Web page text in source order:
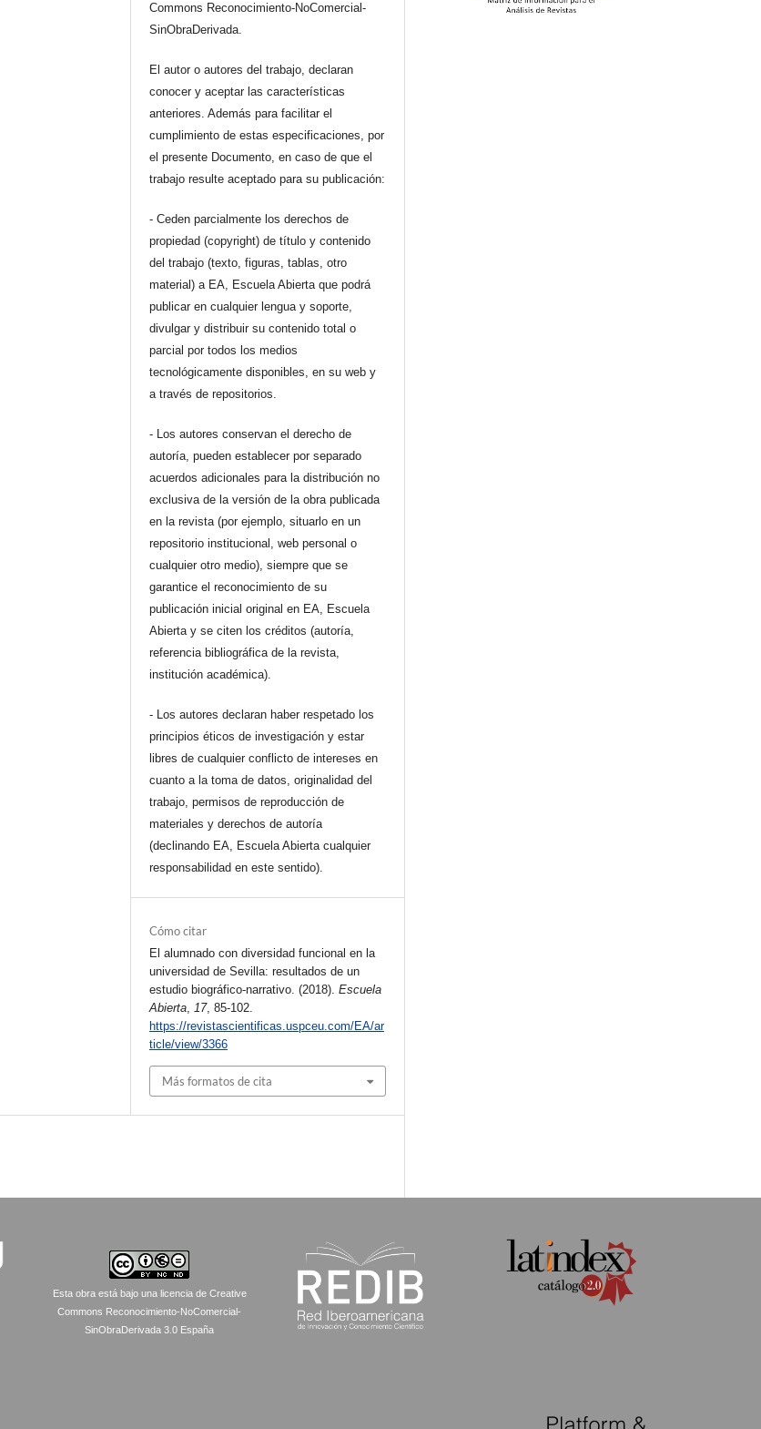
Commons Reconocimiento-NoComercial-
SinObraDerivada.
El autor o autores del trabajo, declaran
conocer y aceptar las características
anteriores. Además para facilitar el
cumplimiento de estas especificaciones, por
el presente Documento, en caso de que el
trabajo resulte aceptado para su publicación:
- Ceden parcialmente los derechos de
propiedad (copyright) de título y contenido
del trabajo (texto, figuras, tablas, otro
material) a EA, Escuela Abierta que podrá
publicar en cualquier lengua y soporte,
divulgar y distribuir su contenido total o
parcial por todos los medios
tecnológicamente disponibles, en su web y
a través de repositorios.
- Los autores conservan el derecho de
autoría, pueden establecer por separado
acuerdos adicionales para la distribución no
exclusiva de la versión de la obra publicada
en la revista (por ejemplo, situarlo en un
repositorio institucional, web personal o
cualquier otro medio), siempre que se
garantice el reconocimiento de su
publicación inicial original en EA, Escuela
Abierta y se citen los créditos (autoría,
referencia bibliográfica de la revista,
institución académica).
- Los autores declaran haber respetado los
principios éticos de investigación y estar
libres de cualquier conflicto de intereses en
cuanto a la toma de datos, originalidad del
trabajo, permisos de reproducción de
materiales y derechos de autoría
(declinando EA, Escuela Abierta cualquier
responsabilidad en este sentido).
Cómo citar
El alumnado con diversidad funcional en la
universidad de Sevilla: resultados de un
estudio biográfico-narrativo. (2018).Escuela
Abierta
17, 85-102.
https://revistascientificas.uspceu.com/EA/ar
ticle/view/3366
Más formatos de cita
Esta obra está bajo una licencia de Creative
Commons Reconocimiento-NoComercial-
SinObraDerivada 3.0 España